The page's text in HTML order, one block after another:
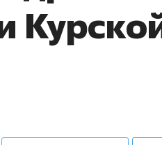
школьной формы о
налогах и развитии без